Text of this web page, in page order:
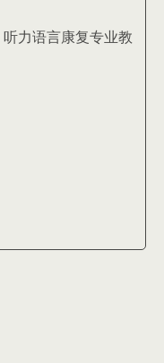
听力语言康复专业教